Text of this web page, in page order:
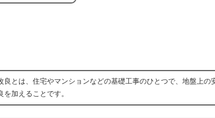
良とは、住宅やマンションなどの基礎工事のひとつで、地盤上の
を加えることです。